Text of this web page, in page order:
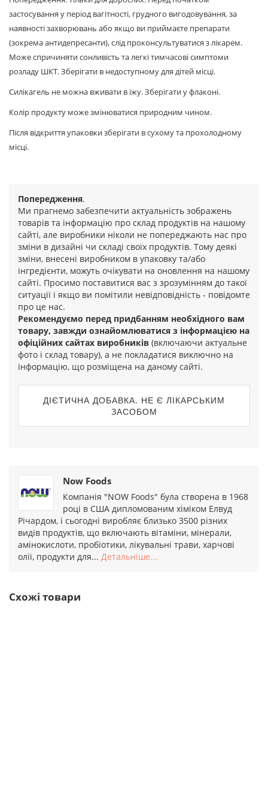
застосування у період вагітності, грудного вигодовування, за
наявності захворювань або якщо ви приймаєте препарати
(зокрема антидепресанти), слід проконсультуватися з лікарем.
Може спричиняти сонливість та легкі тимчасові симптоми
розладу ШКТ. Зберігати в недоступному для дітей місці.
Силікагель не можна вживати в їжу. Зберігати у флаконі.
Колір продукту може змінюватися природним чином.
Після відкриття упаковки зберігати в сухому та прохолодному
місці.
Попередження.
Ми прагнемо забезпечити актуальність зображень
товарів та інформацію про склад продуктів на нашому
сайті, але виробники ніколи не попереджають нас про
зміни в дизайні чи складі своїх продуктів. Тому деякі
зміни, внесені виробником в упаковку та/або
інгредієнти, можуть очікувати на оновлення на нашому
сайті. Просимо поставитися вас з зрозумінням до такої
ситуації і якщо ви помітили невідповідність - повідомте
про це нас.
Рекомендуємо перед придбанням необхідного вам
товару, завжди ознайомлюватися з інформацією на
офіційних сайтах виробників (включаючи актуальне
фото і склад товару), а не покладатися виключно на
інформацію, що розміщена на даному сайті.
ДІЄТИЧНА ДОБАВКА. НЕ Є ЛІКАРСЬКИМ
ЗАСОБОМ
Now Foods
Компанія "NOW Foods" була створена в 1968
році в США дипломованим хіміком Елвуд
Річардом, і сьогодні виробляє близько 3500 різних
видів продуктів, що включають вітаміни, мінерали,
амінокислоти, пробіотики, лікувальні трави, харчові
олії, продукти для... Детальніше...
Схожі товари